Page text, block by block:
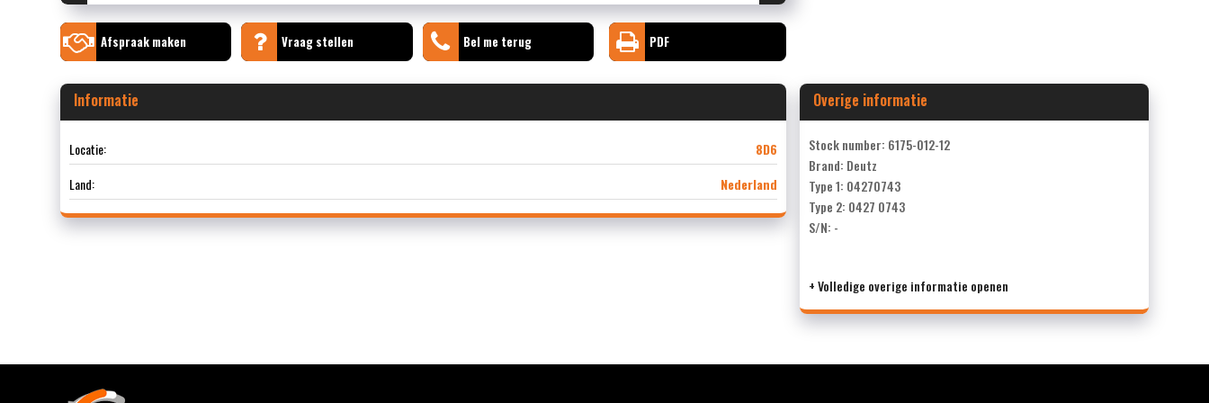
Afspraak maken Vraag stellen Bel me terug PDF
Informatie
Locatie:
8D6
Land:
Nederland
Overige informatie
Stock number: 6175-012-12
Brand: Deutz
Type 1: 04270743
Type 2: 0427 0743
S/N: -
+ Volledige overige informatie openen